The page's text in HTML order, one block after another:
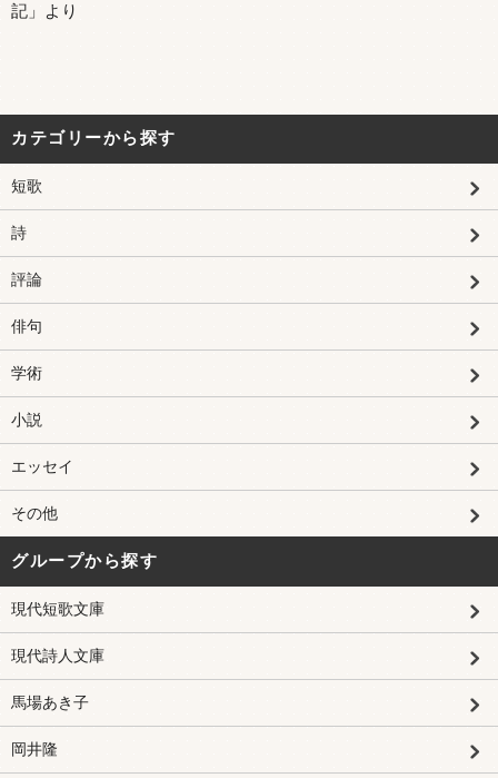
記」より
カテゴリーから探す
短歌
詩
評論
俳句
学術
小説
エッセイ
その他
グループから探す
現代短歌文庫
現代詩人文庫
馬場あき子
岡井隆